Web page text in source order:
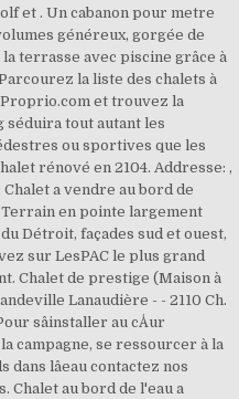
et . Un cabanon pour metre
généreux, gorgée de
terrasse avec piscine grâce à
la liste des chalets à
et trouvez la
tout autant les
ou sportives que les
rénové en 2104. Addresse: ,
Chalet a vendre au bord de
Terrain en pointe largement
du Détroit, façades sud et ouest,
sur LesPAC le plus grand
Chalet de prestige (Maison à
Lanaudière - - 2110 Ch.
sâinstaller au cÅur
la campagne, se ressourcer à la
lâeau contactez nos
Chalet au bord de l'eau a